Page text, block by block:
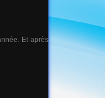
Et après